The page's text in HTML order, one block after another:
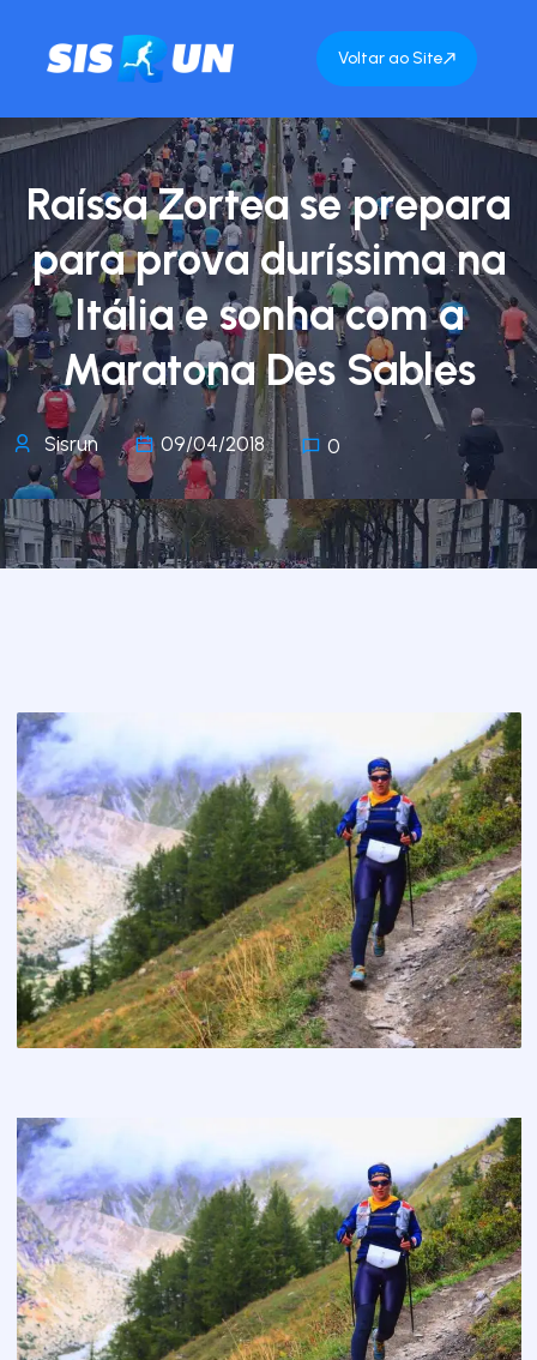
Voltar ao Site
Raíssa Zortea se prepara
para prova duríssima na
Itália e sonha com a
Maratona Des Sables
Sisrun 09/04/2018 0